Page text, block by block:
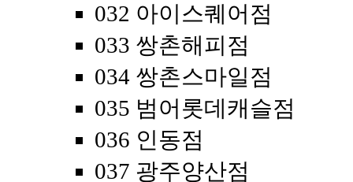
032 아이스퀘어점
033 쌍촌해피점
034 쌍촌스마일점
035 범어롯데캐슬점
036 인동점
037 광주양산점